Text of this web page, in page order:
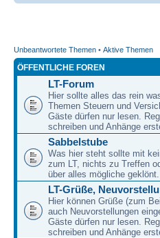
Unbeantwortete Themen • Aktive Themen
ÖFFENTLICHE FOREN
LT-Forum
Hier sollte alles das rein
Themen Steuern und
Gäste dürfen nur lesen.
schreiben und Anhänge
Sabbelstube
Was hier steht sollte mit
zum LT, nichts zu Treffen
über alles mögliche geklönt.
LT-Grüße,
Hier können Grüße (zum
auch Neuvorstellungen
Gäste dürfen nur lesen.
schreiben und Anhänge